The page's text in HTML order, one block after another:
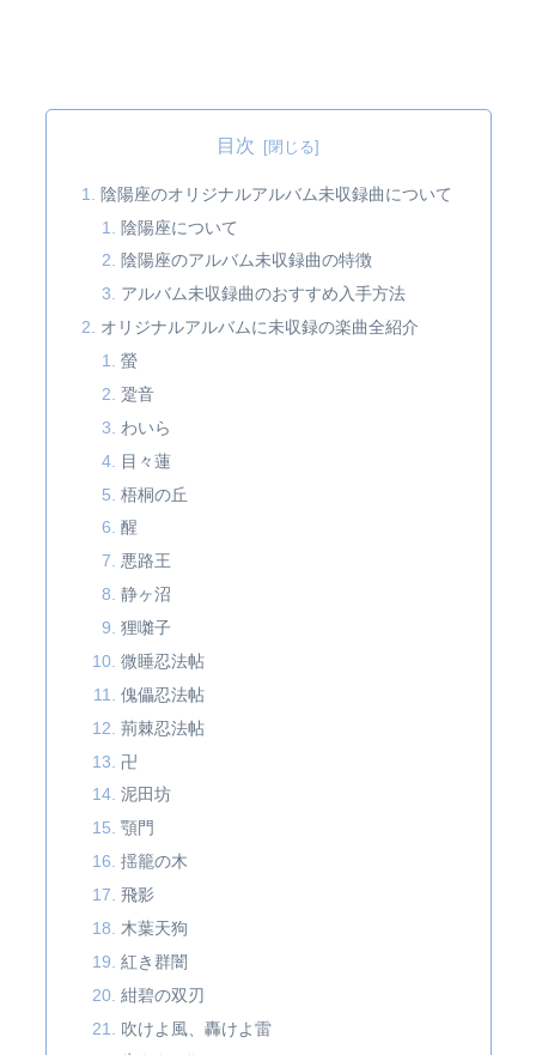
目次
陰陽座のオリジナルアルバム未収録曲について
陰陽座について
陰陽座のアルバム未収録曲の特徴
アルバム未収録曲のおすすめ入手方法
オリジナルアルバムに未収録の楽曲全紹介
螢
跫音
わいら
目々蓮
梧桐の丘
醒
悪路王
静ヶ沼
狸囃子
微睡忍法帖
傀儡忍法帖
荊棘忍法帖
卍
泥田坊
顎門
揺籠の木
飛影
木葉天狗
紅き群闇
紺碧の双刃
吹けよ風、轟けよ雷